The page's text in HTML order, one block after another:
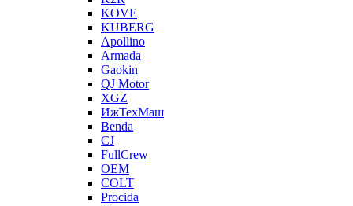
KOVE
KUBERG
Apollino
Armada
Gaokin
QJ Motor
XGZ
ИжТехМаш
Benda
CJ
FullCrew
OEM
COLT
Procida